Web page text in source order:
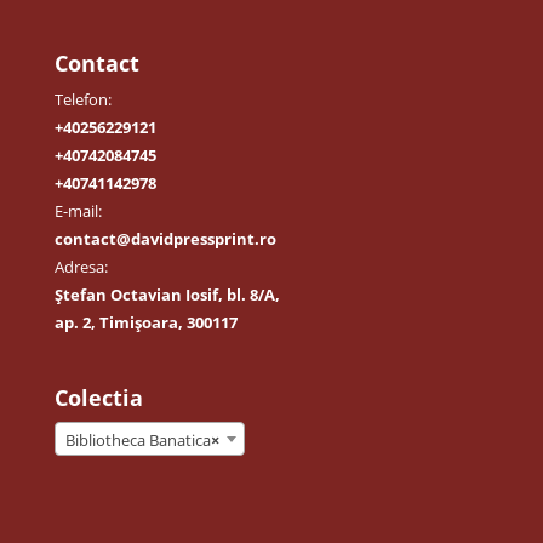
Contact
Telefon:
+40256229121
+40742084745
+40741142978
E-mail:
contact@davidpressprint.ro
Adresa:
Ștefan Octavian Iosif, bl. 8/A,
ap. 2, Timișoara, 300117
Colectia
×
Bibliotheca Banatica